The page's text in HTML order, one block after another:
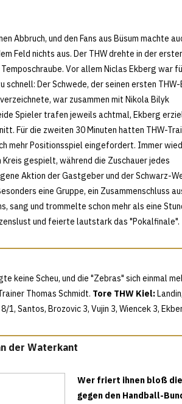
Abbruch, und den Fans aus Büsum machte
Feld nichts aus. Der THW drehte in der
Vor allem Niclas Ekberg war
schnell: Der Schwede, der seinen ersten
war zusammen mit Nikola Bilyk
Spieler trafen jeweils achtmal, Ekberg
Für die zweiten 30 Minuten hatten THW-
mehr Positionsspiel eingefordert. Immer
gespielt, während die Zuschauer jedes
Aktion der Gastgeber und der Schwarz-
eine Gruppe, ein Zusammenschluss
sang und trommelte schon mehr als eine
und feierte lautstark das "Pokalfinale".
keine Scheu, und die "Zebras" sich einmal
Thomas Schmidt. Tore THW Kiel:
1, Santos, Brozovic 3, Vujin 3, Wiencek 3,
der Waterkant
Wer friert ihnen bloß
gegen den Handball-